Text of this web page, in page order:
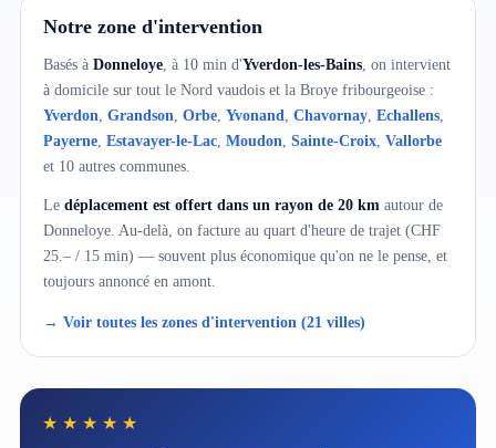
Notre zone d'intervention
Basés à Donneloye , à 10 min d'Yverdon-les-Bains , on intervient
à domicile sur tout le Nord vaudois et la Broye fribourgeoise :
Yverdon Grandson Orbe Yvonand Chavornay Echallens
Payerne Estavayer-le-Lac Moudon Sainte-Croix Vallorbe
et 10 autres communes.
Le déplacement est offert dans un rayon de 20 km autour de
Donneloye. Au-delà, on facture au quart d'heure de trajet (CHF
25.– / 15 min) — souvent plus économique qu'on ne le pense, et
toujours annoncé en amont.
→ Voir toutes les zones d'intervention (21 villes)
★★★★★